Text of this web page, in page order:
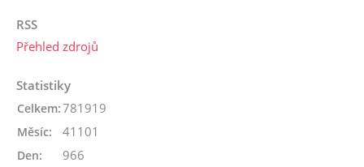
RSS
Přehled zdrojů
Statistiky
Celkem:781919
Měsíc: 41101
Den: 966